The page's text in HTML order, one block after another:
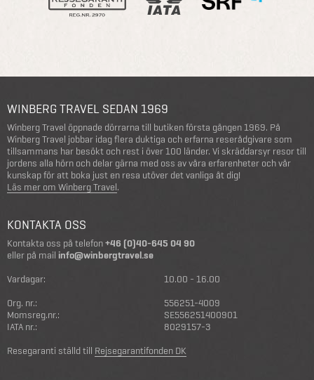
WINBERG TRAVEL SEDAN 1969
Winberg Travel öppnade dörrarna till butiken första gången 1969. På
Winberg Travel jobbar idag flera duktiga och erfarna reserådgivare som
tillsammans har besökt och rest i över 100 länder. Vi skräddarsyr resor till
jordens alla hörn och delar gärna med oss av våra erfarenheter och vår
kunskap för att boka just en resa utöver det vanliga åt dig!
Läs mer om Winberg Travel.
KONTAKTA OSS
Kontakta oss på telefon+46 (0)40-645 04 90
eller på mail info@winbergtravel.se
Vardagar:
10.00 - 16.00
Org. nr.:
556251-4009
Momsreg.nr.:
SE556251400901
IATA nr.:
8029157-3
Resegaranti ställd till Rejsegarantifonden DK